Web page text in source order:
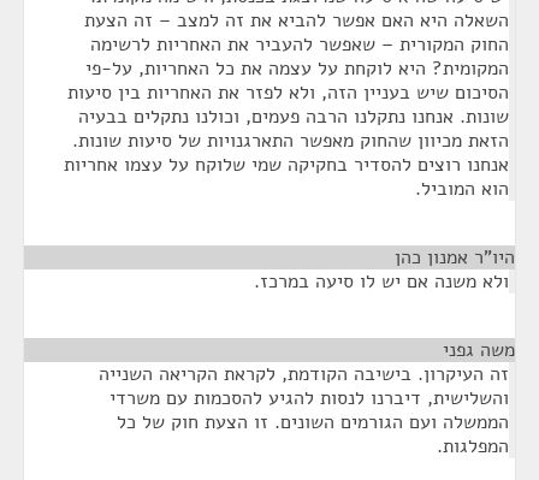
השאלה היא האם אפשר להביא את זה למצב – זה הצעת
החוק המקורית – שאפשר להעביר את האחריות לרשימה
המקומית? היא לוקחת על עצמה את כל האחריות, על-פי
הסיכום שיש בעניין הזה, ולא לפזר את האחריות בין סיעות
שונות. אנחנו נתקלנו הרבה פעמים, וכולנו נתקלים בבעיה
הזאת מכיוון שהחוק מאפשר התארגנויות של סיעות שונות.
אנחנו רוצים להסדיר בחקיקה שמי שלוקח על עצמו אחריות
הוא המוביל.
היו"ר אמנון כהן
ולא משנה אם יש לו סיעה במרכז.
משה גפני
זה העיקרון. בישיבה הקודמת, לקראת הקריאה השנייה
והשלישית, דיברנו לנסות להגיע להסכמות עם משרדי
הממשלה ועם הגורמים השונים. זו הצעת חוק של כל
המפלגות.